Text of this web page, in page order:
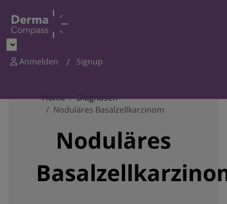
Anmelden Signup
Home
Diagnosen
Noduläres Basalzellkarzinom
Noduläres